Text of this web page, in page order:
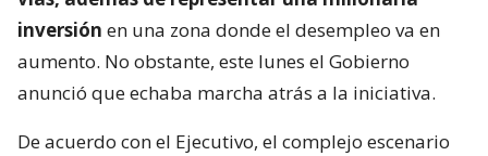
inversión en una zona donde el desempleo va en
aumento. No obstante, este lunes el Gobierno
anunció que echaba marcha atrás a la iniciativa.
De acuerdo con el Ejecutivo, el complejo escenario